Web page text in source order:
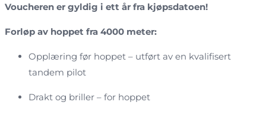
Voucheren er gyldig i ett år fra kjøpsdatoen!
Forløp av hoppet fra 4000 meter:
Opplæring før hoppet – utført av en kvalifisert
tandem pilot
Drakt og briller – for hoppet